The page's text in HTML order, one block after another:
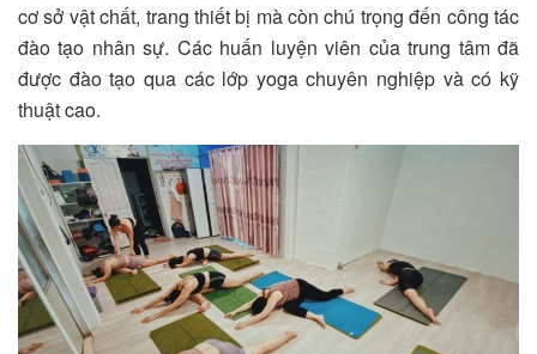
cơ sở vật chất, trang thiết bị mà còn chú trọng đến công tác
đào tạo nhân sự. Các huấn luyện viên của trung tâm đã
được đào tạo qua các lớp yoga chuyên nghiệp và có kỹ
thuật cao.